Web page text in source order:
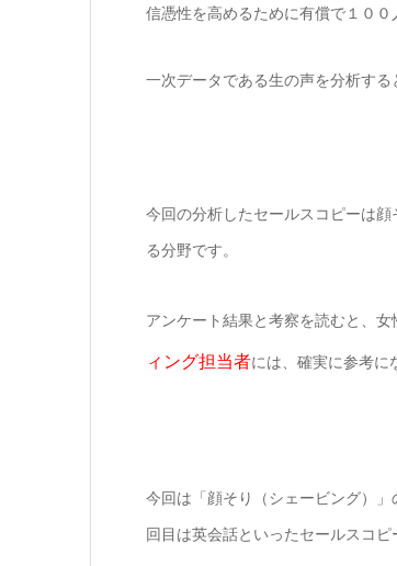
信憑性を高めるために有償で１００
一次データである生の声を分析する
今回の分析したセールスコピーは
る分野です。
アンケート結果と考察を読むと、女
ィング担当者には、確実に参考に
今回は「顔そり（シェービング）
回目は英会話といったセールスコ